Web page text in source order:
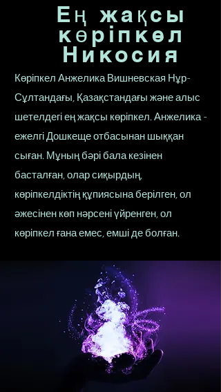
Ең жақсы
көріпкел
Никосия
Көріпкел Анжелика Вишневская Нұр-
Сұлтандағы, Қазақстандағы және алыс
шетелдегі ең жақсы көріпкел. Анжелика -
ежелгі Дошкеще отбасынан шыққан
сыған. Мұның бәрі бала кезінен
басталған, олар сиқырдың,
көріпкелдіктің құпиясына берілген, ол
әжесінен көп нәрсені үйренген, ол
көріпкел ғана емес, емші де болған.